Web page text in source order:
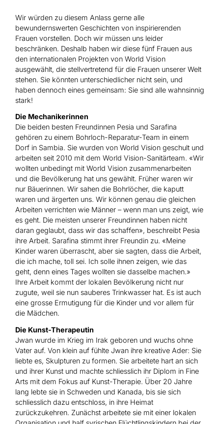
Wir würden zu diesem Anlass gerne alle
bewundernswerten Geschichten von inspirierenden
Frauen vorstellen. Doch wir müssen uns leider
beschränken. Deshalb haben wir diese fünf Frauen aus
den internationalen Projekten von World Vision
ausgewählt, die stellvertretend für die Frauen unserer Welt
stehen. Sie könnten unterschiedlicher nicht sein, und
haben dennoch eines gemeinsam: Sie sind alle wahnsinnig
stark!
Die Mechanikerinnen
Die beiden besten Freundinnen Pesia und Sarafina
gehören zu einem Bohrloch-Reparatur-Team in einem
Dorf in Sambia. Sie wurden von World Vision geschult und
arbeiten seit 2010 mit dem World Vision-Sanitärteam. «Wir
wollten unbedingt mit World Vision zusammenarbeiten
und die Bevölkerung hat uns gewählt. Früher waren wir
nur Bäuerinnen. Wir sahen die Bohrlöcher, die kaputt
waren und ärgerten uns. Wir können genau die gleichen
Arbeiten verrichten wie Männer – wenn man uns zeigt, wie
es geht. Die meisten unserer Freundinnen haben nicht
daran geglaubt, dass wir das schaffen», beschreibt Pesia
ihre Arbeit. Sarafina stimmt ihrer Freundin zu. «Meine
Kinder waren überrascht, aber sie sagten, dass die Arbeit,
die ich mache, toll sei. Ich solle ihnen zeigen, wie das
geht, denn eines Tages wollten sie dasselbe machen.»
Ihre Arbeit kommt der lokalen Bevölkerung nicht nur
zugute, weil sie nun sauberes Trinkwasser hat. Es ist auch
eine grosse Ermutigung für die Kinder und vor allem für
die Mädchen.
Die Kunst-Therapeutin
Jwan wurde im Krieg im Irak geboren und wuchs ohne
Vater auf. Von klein auf fühlte Jwan ihre kreative Ader: Sie
liebte es, Skulpturen zu formen. Sie arbeitete hart an sich
und ihrer Kunst und machte schliesslich ihr Diplom in Fine
Arts mit dem Fokus auf Kunst-Therapie. Über 20 Jahre
lang lebte sie in Schweden und Kanada, bis sie sich
schliesslich dazu entschloss, in ihre Heimat
zurückzukehren. Zunächst arbeitete sie mit einer lokalen